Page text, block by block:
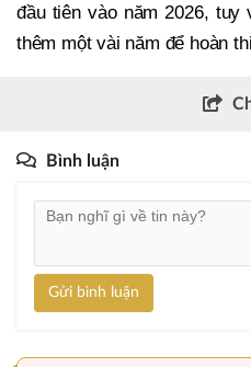
đầu tiên vào năm 2026,
thêm một vài năm để hoàn
Bình luận
Gửi bình luận